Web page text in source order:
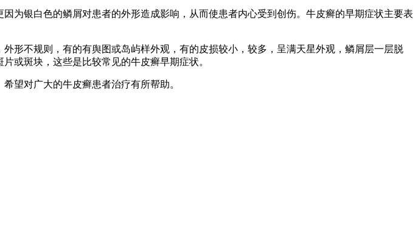
为银白色的鳞屑对患者的外形造成影响，从而使患者内心受到创伤。牛皮癣的早期症状主要表
形不规则，有的有舆图或岛屿样外观，有的皮损较小，较多，呈满天星外观，鳞屑层一层脱
或斑块，这些是比较常见的牛皮癣早期症状。
望对广大的牛皮癣患者治疗有所帮助。